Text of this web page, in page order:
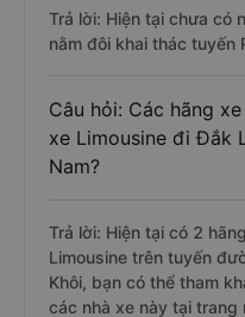
Trả lời: Hiện tại chưa có
nằm đôi khai thác tuyến
Câu hỏi: Các hãng
xe Limousine đi Đắk
Nam?
Trả lời: Hiện tại có 2
Limousine trên tuyến
Khôi, bạn có thể tham
các nhà xe này tại trang